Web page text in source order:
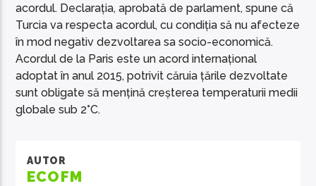
acordul. Declarația, aprobată de parlament, spune că
Turcia va respecta acordul, cu condiția să nu afecteze
în mod negativ dezvoltarea sa socio-economică.
Acordul de la Paris este un acord internațional
adoptat în anul 2015, potrivit căruia țările dezvoltate
sunt obligate să mențină creșterea temperaturii medii
globale sub 2°C.
AUTOR
ECOFM